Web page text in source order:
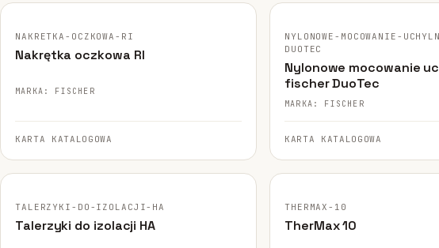
FISCHER · ORYGINALNE ZDJĘCIE
NAKRETKA-OCZKOWA-RI
Nakrętka oczkowa RI
MARKA: FISCHER
KARTA KATALOGOWA
FISCHER · ORYGINALNE ZDJĘCIE
NYLONOWE-MOCOWANIE-
DUOTEC
Nylonowe mocowanie
fischer DuoTec
MARKA: FISCHER
KARTA KATALOGOWA
FISCHER · ORYGINALNE ZDJĘCIE
TALERZYKI-DO-IZOLACJI-HA
Talerzyki do izolacji HA
RENDER SCHEMATYCZNY
THERMAX-10
TherMax 10